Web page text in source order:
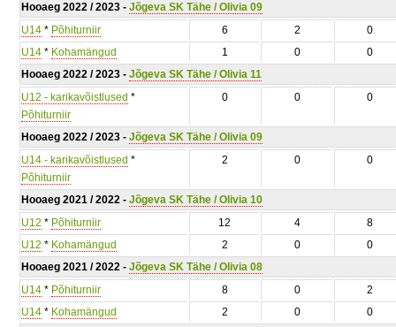
Hooaeg 2022 / 2023 - Jõgeva SK Tähe / Olivia 09
U14 * Põhiturniir 6 2
0
U14 * Kohamängud 1 0
0
Hooaeg 2022 / 2023 - Jõgeva SK Tähe / Olivia 11
U12 - karikavõistlused *
Põhiturniir
0 0 0
Hooaeg 2022 / 2023 - Jõgeva SK Tähe / Olivia 09
U14 - karikavõistlused *
Põhiturniir
2 0 0
Hooaeg 2021 / 2022 - Jõgeva SK Tähe / Olivia 10
U12 * Põhiturniir 12 4
8
U12 * Kohamängud 2 0
0
Hooaeg 2021 / 2022 - Jõgeva SK Tähe / Olivia 08
U14 * Põhiturniir 8 0
2
U14 * Kohamängud 2 0
0